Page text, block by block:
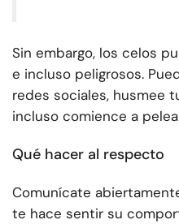
Sin embargo, los celos
e incluso peligrosos.
redes sociales, husmee
incluso comience a
Qué hacer al respecto
Comunícate
te hace sentir su